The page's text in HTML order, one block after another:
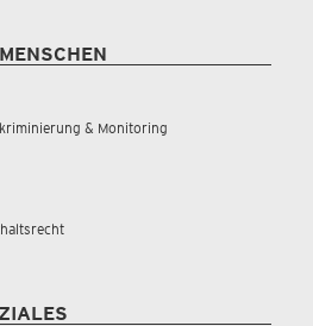
& Monitoring